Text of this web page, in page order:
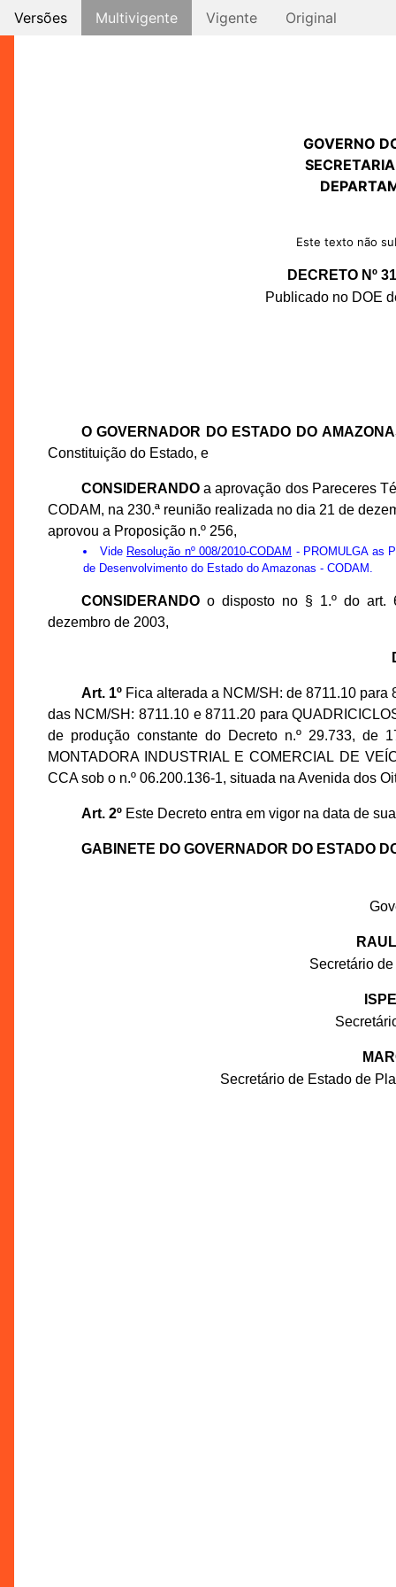
Versões Multivigente Vigente Original
GOVERNO
Este texto não
DECRETO Nº
Publicado no DOE
O GOVERNADOR DO ESTADO DO
Constituição do Estado, e
CONSIDERANDOa aprovação dos Pareceres
CODAM, na 230.ª reunião realizada no dia 21 de
aprovou a Proposição n.º 256,
Vide Resolução nº 008/2010-CODAM - PROMULGA as
de Desenvolvimento do Estado do Amazonas - CODAM.
CONSIDERANDOo disposto no § 1.º do art.
dezembro de 2003,
Art. 1ºFica alterada a NCM/SH: de 8711.10 para
das NCM/SH: 8711.10 e 8711.20 para
de produção constante do Decreto n.º 29.733, de
MONTADORA INDUSTRIAL E COMERCIAL DE
CCA sob o n.º 06.200.136-1, situada na Avenida dos
Art. 2ºEste Decreto entra em vigor na data de
GABINETE DO GOVERNADOR DO ESTADO
Secretário
Secretário de Estado de